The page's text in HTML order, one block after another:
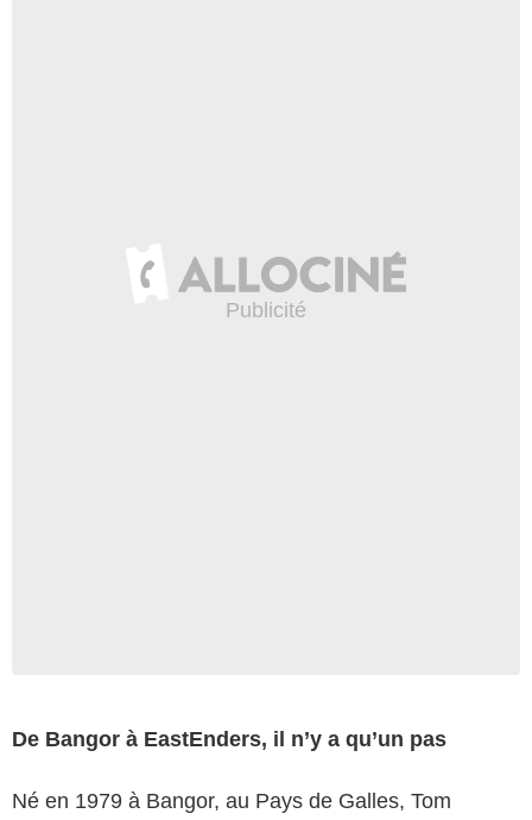
De Bangor à EastEnders, il n’y a qu’un pas
Né en 1979 à Bangor, au Pays de Galles, Tom